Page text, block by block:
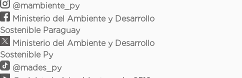
@mambiente_py
Ministerio del Ambiente y Desarrollo
Sostenible Paraguay
Ministerio del Ambiente y Desarrollo
Sostenible Py
@mades_py